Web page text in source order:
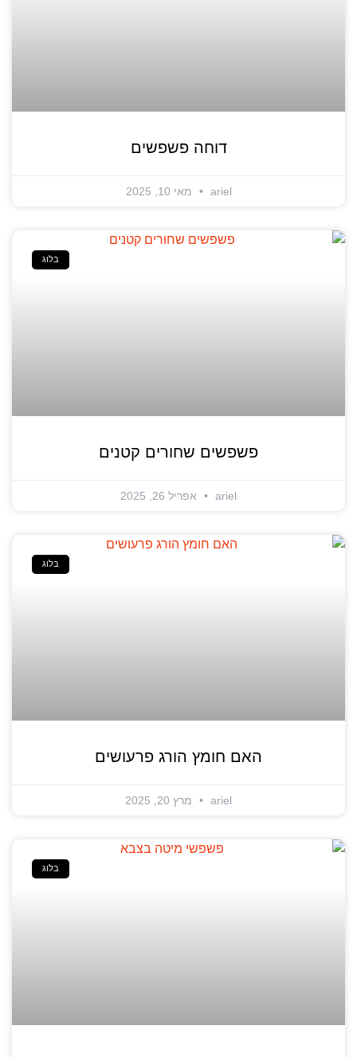
דוחה פשפשים
ariel מאי 10, 2025
בלוג
פשפשים שחורים קטנים
ariel אפריל 26, 2025
בלוג
האם חומץ הורג פרעושים
ariel מרץ 20, 2025
בלוג